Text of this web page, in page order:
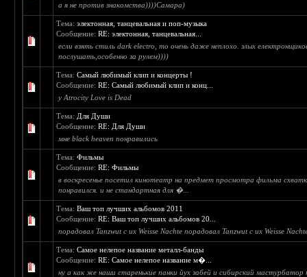
а я не против знакомства))))Самара)
Тема:электонная, танцевальная и поп-музыка
Сообщение:RE: электонная, танцевальная...
если взять стиль dark electro, то очень даже неплохо. злых
послушать,особенно за рулем))))
Тема:Самый любимый клип и концерты !
Сообщение:RE: Самый любимый клип и конц...
у Atrocity Love is Dead
Тема: Для Души
Сообщение:RE: Для Души
мне black heaven понравились
Тема:Фильмы
Сообщение:RE: Фильмы
в воскресенье посетил кинотеатр на предмет просмотра фильма
понравился. и не стандартная для �...
Тема:Ваш топ лучших альбомов 2011
Сообщение:RE: Ваш топ лучших альбомов 20...
порадовал Tanzwut с их Weisse Nachte порадовал Tanzwut с их Weisse
Тема:Самое нелепое название металл-банды
Сообщение:RE: Самое нелепое название м�...
ну а как же наши старенькие панки йух забей и сибирский